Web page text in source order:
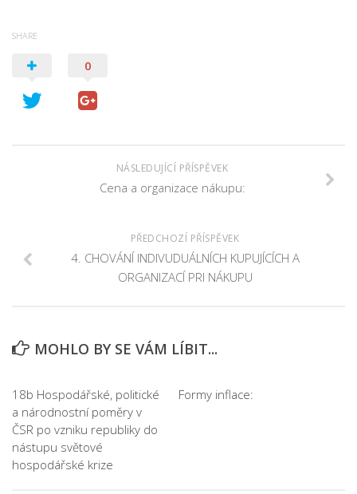
SHARE
0
NÁSLEDUJÍCÍ PŘÍSPĚVEK
Cena a organizace nákupu:
PŘEDCHOZÍ PŘÍSPĚVEK
4. CHOVÁNÍ INDIVUDUÁLNÍCH KUPUJÍCÍCH A
ORGANIZACÍ PRI NÁKUPU
MOHLO BY SE VÁM LÍBIT...
18b Hospodářské, politické
a národnostní poměry v
ČSR po vzniku republiky do
nástupu světové
hospodářské krize
Formy inflace: